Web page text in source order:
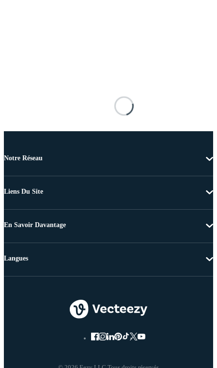
Notre Réseau
Liens Du Site
En Savoir Davantage
Langues